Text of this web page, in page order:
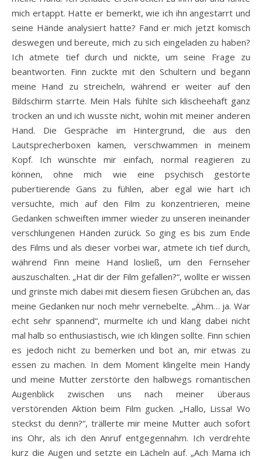
mich ertappt. Hatte er bemerkt, wie ich ihn angestarrt und
seine Hände analysiert hatte? Fand er mich jetzt komisch
deswegen und bereute, mich zu sich eingeladen zu haben?
Ich atmete tief durch und nickte, um seine Frage zu
beantworten. Finn zuckte mit den Schultern und begann
meine Hand zu streicheln, während er weiter auf den
Bildschirm starrte. Mein Hals fühlte sich klischeehaft ganz
trocken an und ich wusste nicht, wohin mit meiner anderen
Hand. Die Gespräche im Hintergrund, die aus den
Lautsprecherboxen kamen, verschwammen in meinem
Kopf. Ich wünschte mir einfach, normal reagieren zu
können, ohne mich wie eine psychisch gestörte
pubertierende Gans zu fühlen, aber egal wie hart ich
versuchte, mich auf den Film zu konzentrieren, meine
Gedanken schweiften immer wieder zu unseren ineinander
verschlungenen Händen zurück. So ging es bis zum Ende
des Films und als dieser vorbei war, atmete ich tief durch,
während Finn meine Hand losließ, um den Fernseher
auszuschalten. „Hat dir der Film gefallen?“, wollte er wissen
und grinste mich dabei mit diesem fiesen Grübchen an, das
meine Gedanken nur noch mehr vernebelte. „Ähm… ja. War
echt sehr spannend“, murmelte ich und klang dabei nicht
mal halb so enthusiastisch, wie ich klingen sollte. Finn schien
es jedoch nicht zu bemerken und bot an, mir etwas zu
essen zu machen. In dem Moment klingelte mein Handy
und meine Mutter zerstörte den halbwegs romantischen
Augenblick zwischen uns nach meiner überaus
verstörenden Aktion beim Film gucken. „Hallo, Lissa! Wo
steckst du denn?“, trällerte mir meine Mutter auch sofort
ins Ohr, als ich den Anruf entgegennahm. Ich verdrehte
kurz die Augen und setzte ein Lächeln auf. „Ach Mama ich